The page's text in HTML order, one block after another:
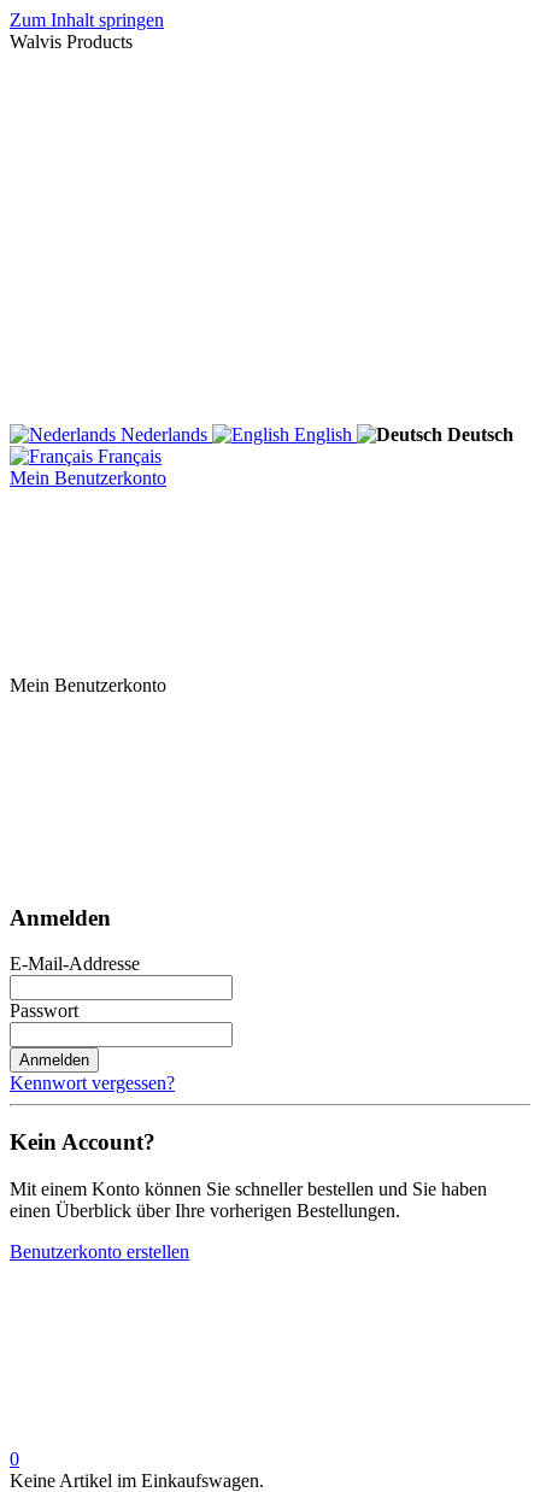
Zum Inhalt springen
Walvis Products
Nederlands English
Deutsch
Français
Mein Benutzerkonto
Mein Benutzerkonto
Anmelden
E-Mail-Addresse
Passwort
Anmelden
Kennwort vergessen?
Kein Account?
Mit einem Konto können Sie schneller bestellen und Sie haben
einen Überblick über Ihre vorherigen Bestellungen.
Benutzerkonto erstellen
0
Keine Artikel im Einkaufswagen.